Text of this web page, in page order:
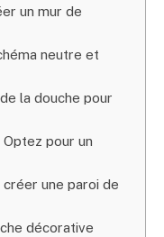
un mur de
neutre et
la douche pour
Optez pour un
une paroi de
décorative